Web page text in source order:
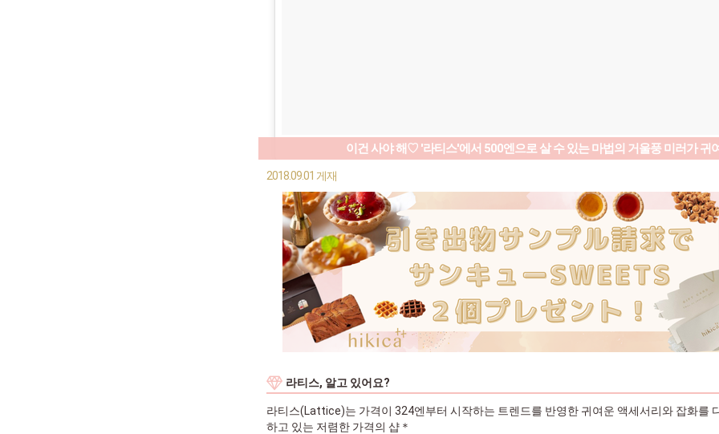
이건 사야 해♡ '라티스'에서 500엔으로 살 수 있는 마법의 거울풍 미러가 귀
2018.09.01 게재
라티스, 알고 있어요?
라티스(Lattice)는 가격이 324엔부터 시작하는 트렌드를 반영한 귀여운 액세서리와 잡화를
하고 있는 저렴한 가격의 샵＊